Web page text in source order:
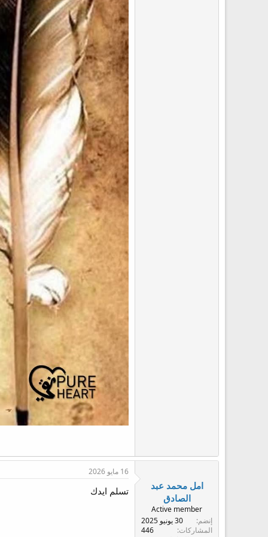
امل محمد عبد
الصادق
Active member
إنضم
30 يونيو 2025
المشاركات
446
16 مايو 2026
تسلم ايدك